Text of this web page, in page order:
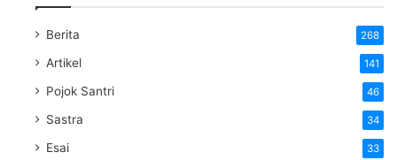
Berita 268
Artikel 141
Pojok Santri 46
Sastra 34
Esai 33